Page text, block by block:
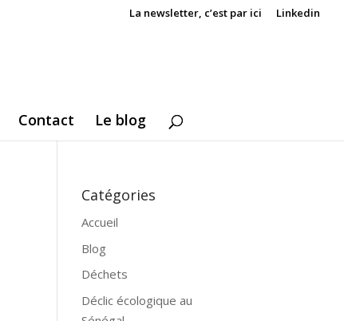
La newsletter, c’est par ici Linkedin
Contact Le blog
Catégories
Accueil
Blog
Déchets
Déclic écologique au